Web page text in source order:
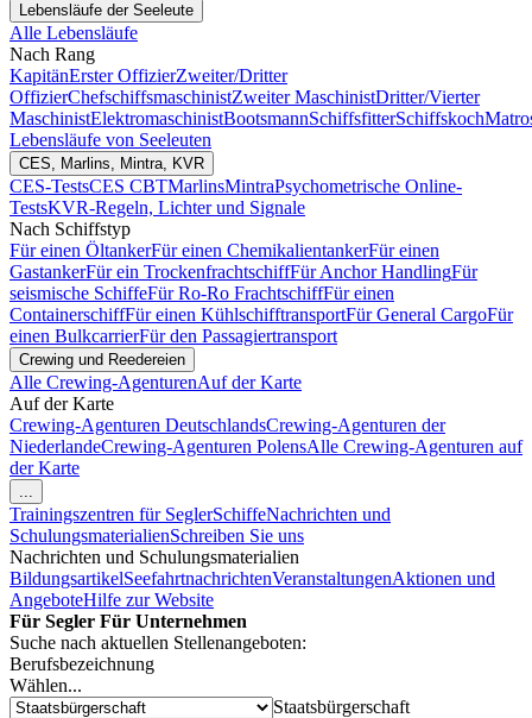
Lebensläufe der Seeleute
Alle Lebensläufe
Nach Rang
KapitänErster OffizierZweiter/Dritter
OffizierChefschiffsmaschinistZweiter MaschinistDritter/Vierter
MaschinistElektromaschinistBootsmannSchiffsfitterSchiffskoch
Lebensläufe von Seeleuten
CES, Marlins, Mintra, KVR
CES-TestsCES CBTMarlinsMintraPsychometrische Online-
TestsKVR-Regeln, Lichter und Signale
Nach Schiffstyp
Für einen ÖltankerFür einen ChemikalientankerFür einen
GastankerFür ein TrockenfrachtschiffFür Anchor HandlingFür
seismische SchiffeFür Ro-Ro FrachtschiffFür einen
ContainerschiffFür einen KühlschifftransportFür General CargoFür
einen BulkcarrierFür den Passagiertransport
Crewing und Reedereien
Alle Crewing-AgenturenAuf der Karte
Auf der Karte
Crewing-Agenturen DeutschlandsCrewing-Agenturen der
NiederlandeCrewing-Agenturen PolensAlle Crewing-Agenturen auf
der Karte
...
Trainingszentren für SeglerSchiffeNachrichten und
SchulungsmaterialienSchreiben Sie uns
Nachrichten und Schulungsmaterialien
BildungsartikelSeefahrtnachrichtenVeranstaltungenAktionen und
AngeboteHilfe zur Website
Für Segler Für Unternehmen
Suche nach aktuellen Stellenangeboten:
Berufsbezeichnung
Wählen...
Staatsbürgerschaft